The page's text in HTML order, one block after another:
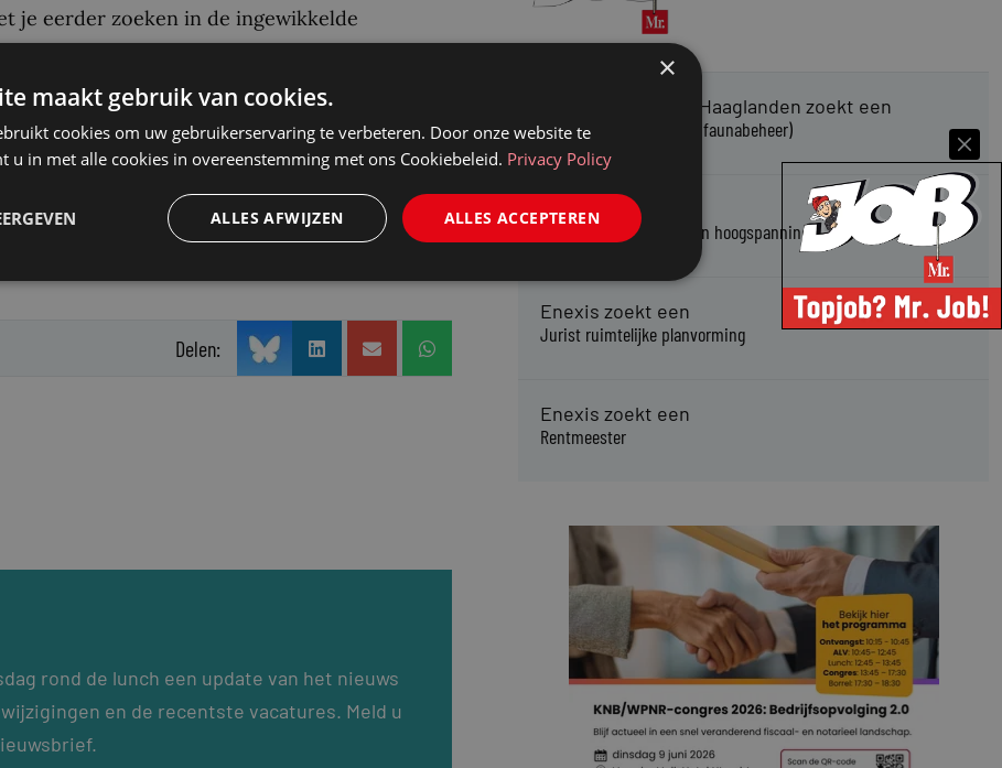
je eerder zoeken in de ingewikkelde
– er staan bijvoorbeeld gemeentelijke
aan de verdere uitwerking van de
markt betekent. Toch zijn alle
zijn.”
van Mr. in uw mailbox?
Klik hier
Delen:
rond de lunch een update van het nieuws
en de recentste vacatures. Meld u
Omgevingsdienst Haaglanden zoekt een
Jurist Omgevingsrecht (faunabeheer)
Enexis zoekt een
Rentmeester midden- en hoogspanning
Enexis zoekt een
Jurist ruimtelijke planvorming
Enexis zoekt een
Rentmeester
×
maakt gebruik van cookies.
cookies om uw gebruikerservaring te verbeteren. Door onze website te
u in met alle cookies in overeenstemming met ons Cookiebeleid. Privacy Policy
ALLES ACCEPTEREN
ALLES AFWIJZEN